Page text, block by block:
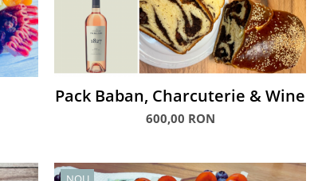
Pack Baban, Charcuterie & Wine
600,00 RON